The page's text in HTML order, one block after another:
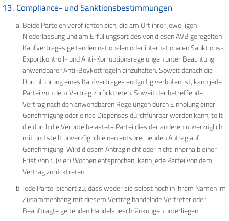
13. Compliance- und Sanktionsbestimmungen
Beide Parteien verpflichten sich, die am Ort ihrer jeweiligen
Niederlassung und am Erfüllungsort des von diesen AVB geregelten
Kaufvertrages geltenden nationalen oder internationalen Sanktions-,
Exportkontroll- und Anti-Korruptionsregelungen unter Beachtung
anwendbarer Anti-Boykottregeln einzuhalten. Soweit danach die
Durchführung eines Kaufvertrages endgültig verboten ist, kann jede
Partei von dem Vertrag zurücktreten. Soweit der betreffende
Vertrag nach den anwendbaren Regelungen durch Einholung einer
Genehmigung oder eines Dispenses durchführbar werden kann, teilt
die durch die Verbote belastete Partei dies der anderen unverzüglich
mit und stellt unverzüglich einen entsprechenden Antrag auf
Genehmigung. Wird diesem Antrag nicht oder nicht innerhalb einer
Frist von 4 (vier) Wochen entsprochen, kann jede Partei von dem
Vertrag zurücktreten.
Jede Partei sichert zu, dass weder sie selbst noch in ihrem Namen im
Zusammenhang mit diesem Vertrag handelnde Vertreter oder
Beauftragte geltenden Handelsbeschränkungen unterliegen.